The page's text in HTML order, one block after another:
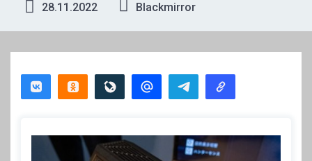
28.11.2022 Blackmirror